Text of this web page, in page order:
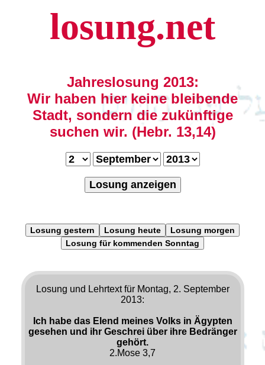
losung.net
Jahreslosung 2013:
Wir haben hier keine bleibende
Stadt, sondern die zukünftige
suchen wir. (Hebr. 13,14)
Losung anzeigen
Losung gestern Losung heute
Losung morgen
Losung für kommenden Sonntag
Losung und Lehrtext für Montag, 2. September
2013:
Ich habe das Elend meines Volks in Ägypten
gesehen und ihr Geschrei über ihre Bedränger
gehört.
2.Mose 3,7